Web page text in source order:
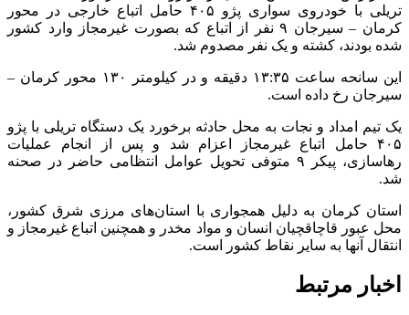
تریلی با خودروی سواری پژو ۴۰۵ حامل اتباع خارجی در محور
کرمان – سیرجان ۹ نفر از اتباع که بصورت غیرمجاز وارد کشور
شده بودند، کشته و یک نفر مصدوم شد.
این سانحه ساعت ۱۳:۳۵ دقیقه و در کیلومتر ۱۳۰ محور کرمان –
سیرجان رخ داده است.
یک تیم امداد و نجات به محل حادثه برخورد یک دستگاه تریلی با پژو
۴۰۵ حامل اتباع غیرمجاز اعزام شد و پس از انجام عملیات
رهاسازی، پیکر ۹ متوفی تحویل عوامل انتظامی حاضر در صحنه
شد.
استان کرمان به دلیل همجواری با استان‌های مرزی شرق کشور،
محل عبور قاچاقچیان انسان و مواد مخدر و همچنین اتباع غیرمجاز و
انتقال آنها به سایر نقاط کشور است.
اخبار مرتبط